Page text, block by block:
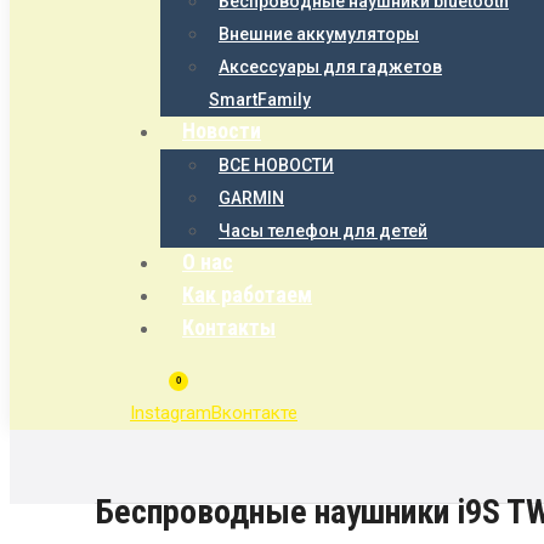
Внешние аккумуляторы
Аксессуары для гаджетов
SmartFamily
Новости
ВСЕ НОВОСТИ
GARMIN
Часы телефон для детей
О нас
Как работаем
Контакты
0
InstagramВконтакте
Беспроводные наушники i9S